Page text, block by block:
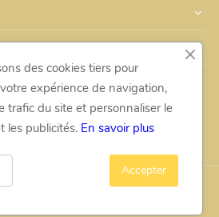
rétractation
France pour Croque Nature.fr - Toute
des cookies tiers pour
expérience de navigation,
trafic du site et personnaliser le
les publicités. En savoir plus
Accepter